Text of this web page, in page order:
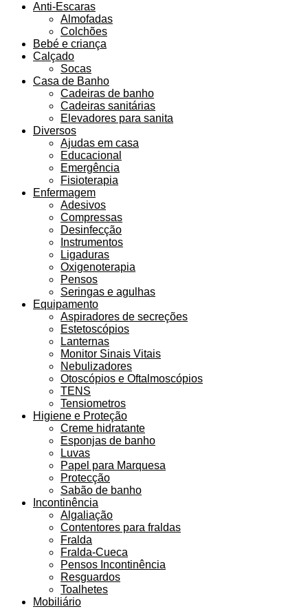
Anti-Escaras
Almofadas
Colchões
Bebé e criança
Calçado
Socas
Casa de Banho
Cadeiras de banho
Cadeiras sanitárias
Elevadores para sanita
Diversos
Ajudas em casa
Educacional
Emergência
Fisioterapia
Enfermagem
Adesivos
Compressas
Desinfecção
Instrumentos
Ligaduras
Oxigenoterapia
Pensos
Seringas e agulhas
Equipamento
Aspiradores de secreções
Estetoscópios
Lanternas
Monitor Sinais Vitais
Nebulizadores
Otoscópios e Oftalmoscópios
TENS
Tensiometros
Higiene e Proteção
Creme hidratante
Esponjas de banho
Luvas
Papel para Marquesa
Protecção
Sabão de banho
Incontinência
Algaliação
Contentores para fraldas
Fralda
Fralda-Cueca
Pensos Incontinência
Resguardos
Toalhetes
Mobiliário